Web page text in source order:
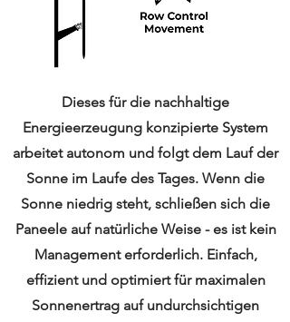
Dieses für die nachhaltige
Energieerzeugung konzipierte System
arbeitet autonom und folgt dem Lauf der
Sonne im Laufe des Tages. Wenn die
Sonne niedrig steht, schließen sich die
Paneele auf natürliche Weise - es ist kein
Management erforderlich. Einfach,
effizient und optimiert für maximalen
Sonnenertrag auf undurchsichtigen